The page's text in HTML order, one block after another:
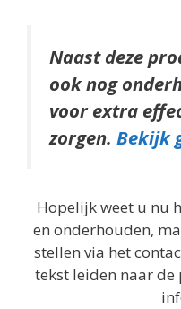
Naast deze
ook nog
voor extra
zorgen. Bekijk
Hopelijk weet u nu
en onderhouden,
stellen via het
tekst leiden naar de